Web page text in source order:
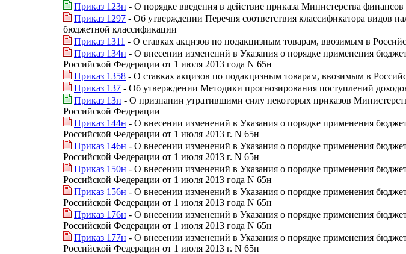
Приказ 123н - О порядке введения в действие приказа Министерства
Приказ 1297 - Об утверждении Перечня соответствия классификатора видов
бюджетной классификации
Приказ 1311 - О ставках акцизов по подакцизным товарам, ввозимым в
Приказ 134н - О внесении изменений в Указания о порядке применения
Российской Федерации от 1 июля 2013 года N 65н
Приказ 1358 - О ставках акцизов по подакцизным товарам, ввозимым в
Приказ 137 - Об утверждении Методики прогнозирования поступлений
Приказ 13н - О признании утратившими силу некоторых приказов
Российской Федерации
Приказ 144н - О внесении изменений в Указания о порядке применения
Российской Федерации от 1 июля 2013 г. N 65н
Приказ 146н - О внесении изменений в Указания о порядке применения
Российской Федерации от 1 июля 2013 г. N 65н
Приказ 150н - О внесении изменений в Указания о порядке применения
Российской Федерации от 1 июля 2013 года N 65н
Приказ 156н - О внесении изменений в Указания о порядке применения
Российской Федерации от 1 июля 2013 года N 65н
Приказ 176н - О внесении изменений в Указания о порядке применения
Российской Федерации от 1 июля 2013 года N 65н
Приказ 177н - О внесении изменений в Указания о порядке применения
Российской Федерации от 1 июля 2013 г. N 65н